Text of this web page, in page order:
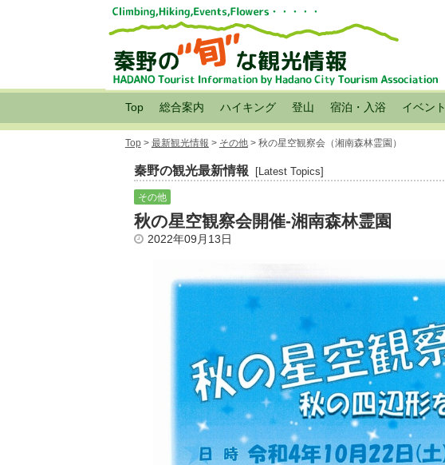
Top 総合案内 ハイキング 登山 宿泊・入浴 イベント
Top> 最新観光情報 > その他> 秋の星空観察会（湘南森林霊園）
秦野の観光最新情報 [Latest Topics]
その他
秋の星空観察会開催-湘南森林霊園
2022年09月13日